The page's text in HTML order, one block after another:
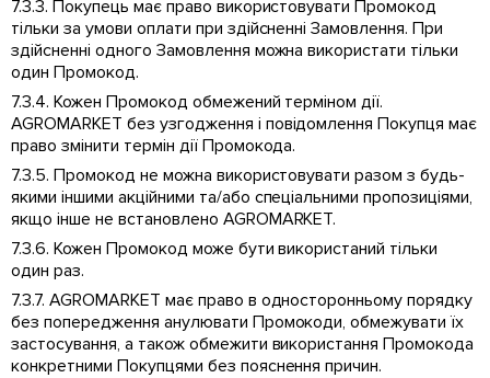
7.3.3. Покупець має право використовувати Промокод
тільки за умови оплати при здійсненні Замовлення. При
здійсненні одного Замовлення можна використати тільки
один Промокод.
7.3.4. Кожен Промокод обмежений терміном дії.
AGROMARKET без узгодження і повідомлення Покупця має
право змінити термін дії Промокода.
7.3.5. Промокод не можна використовувати разом з будь-
якими іншими акційними та/або спеціальними пропозиціями,
якщо інше не встановлено AGROMARKET.
7.3.6. Кожен Промокод може бути використаний тільки
один раз.
7.3.7. AGROMARKET має право в односторонньому порядку
без попередження анулювати Промокоди, обмежувати їх
застосування, а також обмежити використання Промокода
конкретними Покупцями без пояснення причин.